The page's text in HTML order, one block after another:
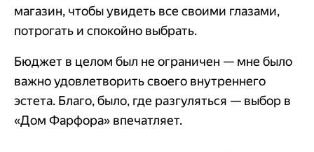
магазин, чтобы увидеть все своими глазами,
потрогать и спокойно выбрать.
Бюджет в целом был не ограничен — мне было
важно удовлетворить своего внутреннего
эстета. Благо, было, где разгуляться — выбор в
«Дом Фарфора» впечатляет.